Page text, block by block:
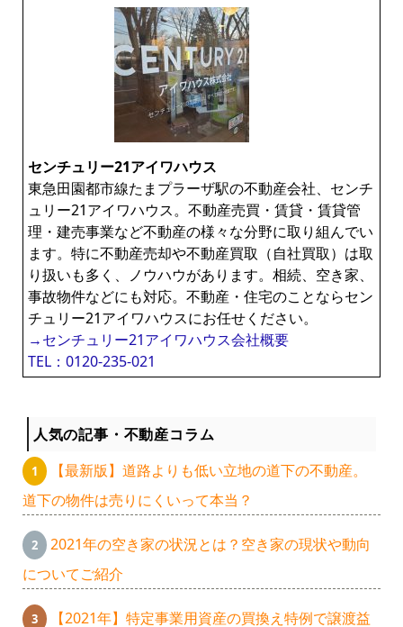
ラ
イ
ブ
ラ
リ
ー
センチュリー21アイワハウス
東急田園都市線たまプラーザ駅の不動産会社、センチ
ュリー21アイワハウス。不動産売買・賃貸・賃貸管
理・建売事業など不動産の様々な分野に取り組んでい
ます。特に不動産売却や不動産買取（自社買取）は取
り扱いも多く、ノウハウがあります。相続、空き家、
事故物件などにも対応。不動産・住宅のことならセン
チュリー21アイワハウスにお任せください。
→センチュリー21アイワハウス会社概要
TEL：0120-235-021
人気の記事・不動産コラム
【最新版】道路よりも低い立地の道下の不動産。
道下の物件は売りにくいって本当？
2021年の空き家の状況とは？空き家の現状や動向
についてご紹介
【2021年】特定事業用資産の買換え特例で譲渡益